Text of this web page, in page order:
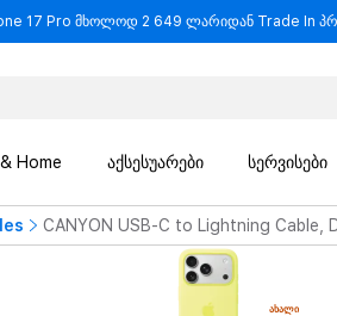
17 Pro მხოლოდ 2 649 ლარიდან Trade In
Home აქსესუარები სერვისები
CANYON USB-C to Lightning Cable,
ᲐᲮᲐᲚᲘ